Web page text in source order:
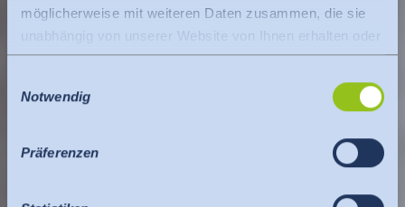
möglicherweise mit weiteren Daten zusammen, die sie
unabhängig von unserer Website von Ihnen erhalten oder
gesammelt haben.
Es findet eine Datenübermittlung an ein Drittland oder
eine internationale Organisation statt. Berücksichtigt
Kommission. Dieser besagt, dass es sich um ein
Notwendig
Präferenzen